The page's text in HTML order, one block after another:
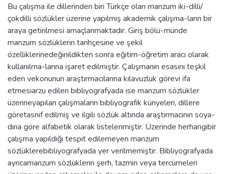
Bu çalışma ile dillerinden biri Türkçe olan manzum iki-dilli/
çokdilli sözlükler üzerine yapılmış akademik çalışma-ların bir
araya getirilmesi amaçlanmaktadır. Giriş bölü-münde
manzum sözlüklerin tarihçesine ve şekil
özelliklerinedeğinildikten sonra eğitim-öğretim aracı olarak
kullanılma-larına işaret edilmiştir. Çalışmanın esasını teşkil
eden vekonunun araştırmacılarına kılavuzluk görevi ifa
etmesiarzu edilen bibliyografyada ise manzum sözlükler
üzerineyapılan çalışmaların bibliyografik künyeleri, dillere
göretasnif edilmiş ve ilgili sözlük altında araştırmacının soya-
dına göre alfabetik olarak listelenmiştir. Üzerinde herhangibir
çalışma yapıldığı tespit edilemeyen manzum
sözlüklerebibliyografyada yer verilmemiştir. Bibliyografyada
ayrıcamanzum sözlüklerin şerh, tazmin veya tercümeleri